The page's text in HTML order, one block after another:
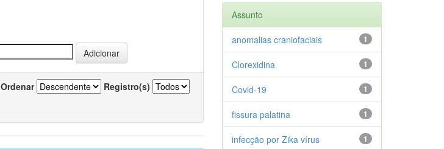
Ordenar Registro(s)
Assunto
1
anomalias craniofaciais
1
Clorexidina
1
Covid-19
1
fissura palatina
1
infecção por Zika vírus